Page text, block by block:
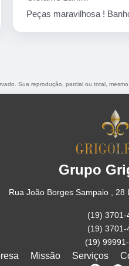
Sua reprodução, parcial ou total,
Grupo
Rua João Borges Sampaio , 28
(19) 3701-
(19) 3701-
(19)
Missão Serviços